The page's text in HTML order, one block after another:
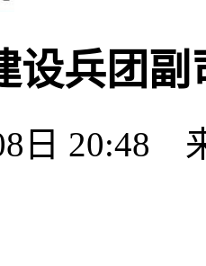
设兵团
日 20:48